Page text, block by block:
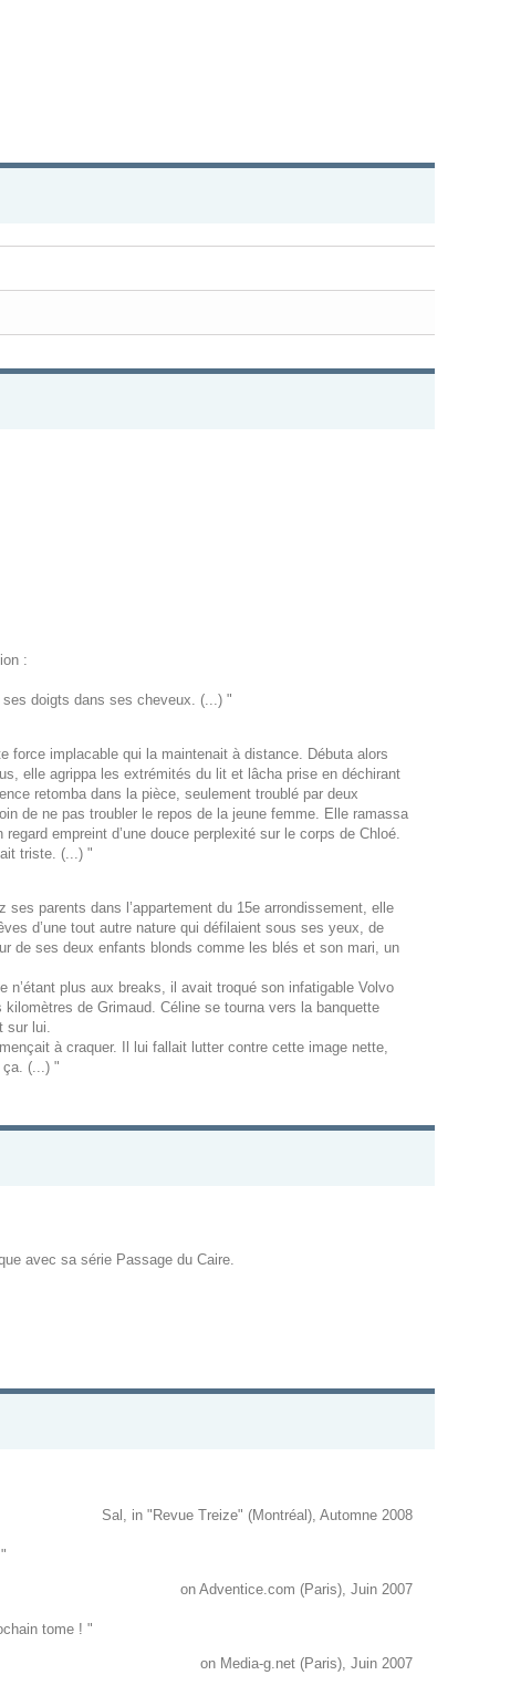
:
doigts dans ses cheveux. (...) "
force implacable qui la maintenait à distance. Débuta alors
elle agrippa les extrémités du lit et lâcha prise en déchirant
retomba dans la pièce, seulement troublé par deux
de ne pas troubler le repos de la jeune femme. Elle ramassa
empreint d’une douce perplexité sur le corps de Chloé.
triste. (...) "
parents dans l’appartement du 15e arrondissement, elle
d’une tout autre nature qui défilaient sous ses yeux, de
de ses deux enfants blonds comme les blés et son mari, un
plus aux breaks, il avait troqué son infatigable Volvo
de Grimaud. Céline se tourna vers la banquette
sur lui.
à craquer. Il lui fallait lutter contre cette image nette,
ça. (...) "
avec sa série Passage du Caire.
Sal, in "Revue Treize" (Montréal), Automne 2008
on Adventice.com (Paris), Juin 2007
tome ! "
on Media-g.net (Paris), Juin 2007